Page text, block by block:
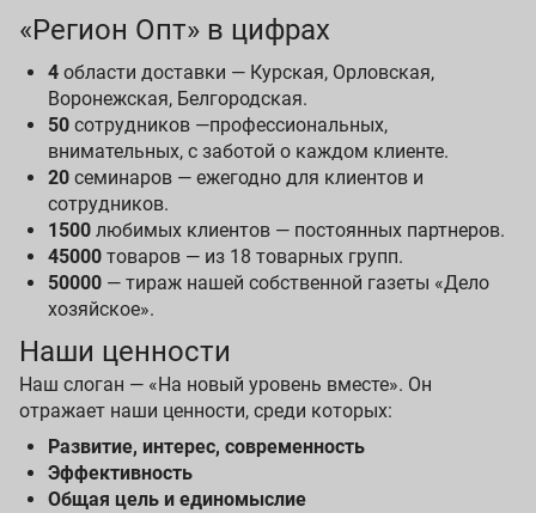
«Регион Опт» в цифрах
4 области доставки — Курская, Орловская,
Воронежская, Белгородская.
50 сотрудников —профессиональных,
внимательных, с заботой о каждом клиенте.
20 семинаров — ежегодно для клиентов и
сотрудников.
1500 любимых клиентов — постоянных партнеров.
45000 товаров — из 18 товарных групп.
50000 — тираж нашей собственной газеты «Дело
хозяйское».
Наши ценности
Наш слоган — «На новый уровень вместе». Он
отражает наши ценности, среди которых:
Развитие, интерес, современность
Эффективность
Общая цель и единомыслие